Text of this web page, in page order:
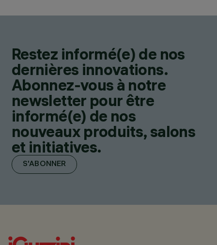
Restez informé(e) de nos
dernières innovations.
Abonnez-vous à notre
newsletter pour être
informé(e) de nos
nouveaux produits, salons
et initiatives.
S'ABONNER